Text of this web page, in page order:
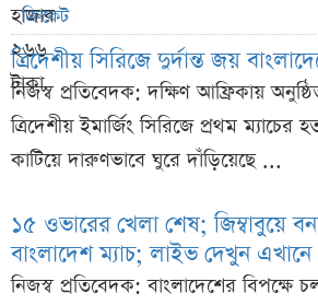
ক্রিকেট
ত্রিদেশীয় সিরিজে দুর্দান্ত জয়
নিজস্ব প্রতিবেদক: দক্ষিণ আফ্রিকায়
ত্রিদেশীয় ইমার্জিং সিরিজে প্রথম ম্যাচের
কাটিয়ে দারুণভাবে ঘুরে দাঁড়িয়েছে ...
১৫ ওভারের খেলা শেষ; জিম্বাবুয়ে
বাংলাদেশ ম্যাচ; লাইভ দেখুন এখানে
নিজস্ব প্রতিবেদক: বাংলাদেশের বিপক্ষে